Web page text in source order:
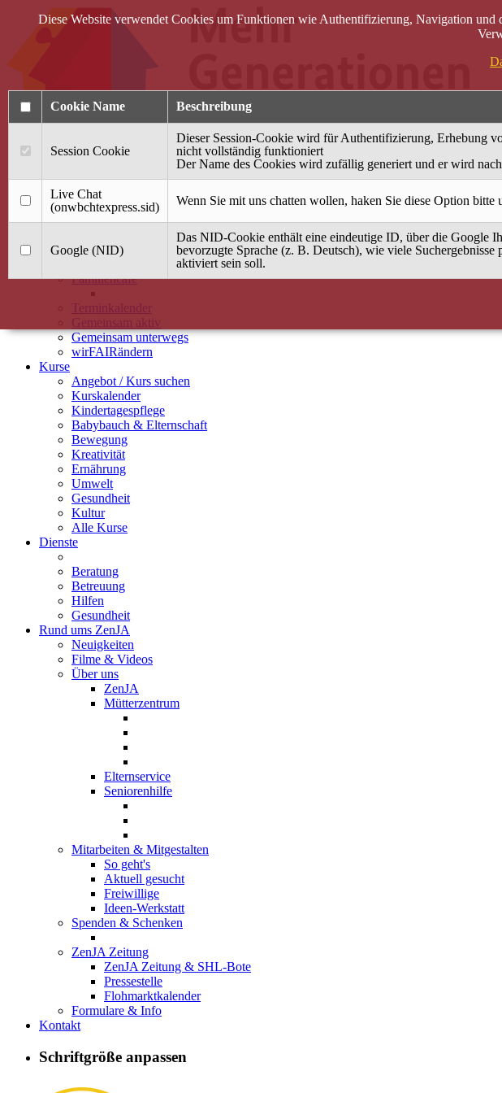
Anmelden
Startseite
Treffpunkt Jung & Alt
40 Jahre Mütterzentrum
Familiencafé
Terminkalender
Gemeinsam aktiv
Gemeinsam unterwegs
wirFAIRändern
Kurse
Angebot / Kurs suchen
Kurskalender
Kindertagespflege
Babybauch & Elternschaft
Bewegung
Kreativität
Ernährung
Umwelt
Gesundheit
Kultur
Alle Kurse
Dienste
Beratung
Betreuung
Hilfen
Gesundheit
Rund ums ZenJA
Neuigkeiten
Filme & Videos
Über uns
ZenJA
Mütterzentrum
Elternservice
Seniorenhilfe
Mitarbeiten & Mitgestalten
So geht's
Aktuell gesucht
Freiwillige
Ideen-Werkstatt
Spenden & Schenken
ZenJA Zeitung
ZenJA Zeitung & SHL-Bote
Pressestelle
Flohmarktkalender
Formulare & Info
Kontakt
Schriftgröße anpassen
Mütter & Väter
Diese Website verwendet Cookies um Funktionen wie Authentifizierung, Navigation
Cookie Name Beschreibung
Session Cookie
Dieser Session-Cookie wird für Authentifizierung, Erhebung
nicht vollständig funktioniert
Der Name des Cookies wird zufällig generiert und er wird
Live Chat
(onwbchtexpress.sid)
Wenn Sie mit uns chatten wollen, haken Sie diese Option
Google (NID)
Das NID-Cookie enthält eine eindeutige ID, über die Google
bevorzugte Sprache (z. B. Deutsch), wie viele
aktiviert sein soll.